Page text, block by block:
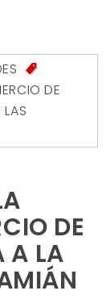
DE
DE
A LA